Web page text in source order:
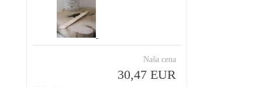
Naša cena
30,47 EUR